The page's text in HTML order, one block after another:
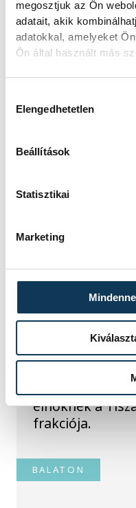
megosztjuk az Ön
adatait, akik
adatokkal, amelyeket
Ön által használt más
Elengedhetetlen
Beállítások
Statisztikai
Marketing
A dobok
népesítették
sétány előtti
részeként
Kupán civil,
vízen.
KÖZÉLET
Baka
Baka Andrást,
korábbi
elnöknek a
frakciója.
BALATON